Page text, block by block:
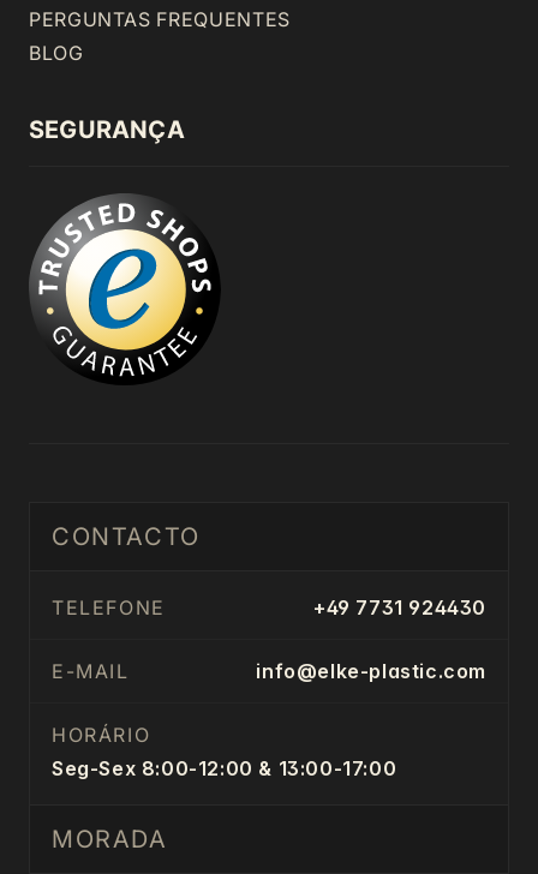
PERGUNTAS FREQUENTES
BLOG
SEGURANÇA
CONTACTO
TELEFONE +49 7731 924430
E-MAIL info@elke-plastic.com
HORÁRIO
Seg-Sex 8:00-12:00 & 13:00-17:00
MORADA